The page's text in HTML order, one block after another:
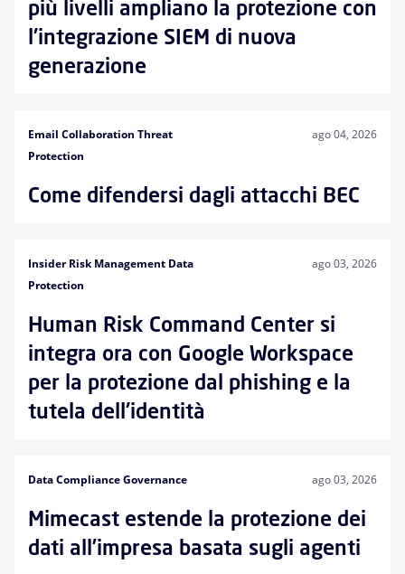
più livelli ampliano la protezione con
l'integrazione SIEM di nuova
generazione
Email Collaboration Threat
Protection
ago 04, 2026
Come difendersi dagli attacchi BEC
Insider Risk Management Data
Protection
ago 03, 2026
Human Risk Command Center si
integra ora con Google Workspace
per la protezione dal phishing e la
tutela dell'identità
Data Compliance Governance ago 03, 2026
Mimecast estende la protezione dei
dati all’impresa basata sugli agenti